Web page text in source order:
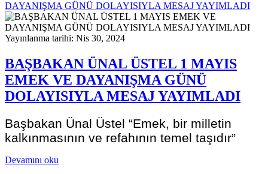
DAYANIŞMA GÜNÜ DOLAYISIYLA MESAJ YAYIMLADI
Yayınlanma tarihi: Nis 30, 2024
BAŞBAKAN ÜNAL ÜSTEL 1 MAYIS
EMEK VE DAYANIŞMA GÜNÜ
DOLAYISIYLA MESAJ YAYIMLADI
Başbakan Ünal Üstel “Emek, bir milletin
kalkınmasının ve refahının temel taşıdır”
Devamını oku